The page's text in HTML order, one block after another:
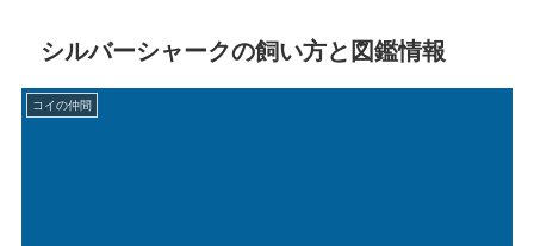
シルバーシャークの飼い方と図鑑情報
コイの仲間